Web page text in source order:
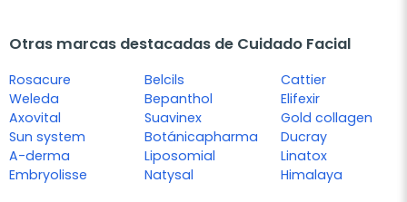
Otras marcas destacadas de Cuidado Facial
Rosacure
Weleda
Axovital
Sun system
A-derma
Embryolisse
Belcils
Bepanthol
Suavinex
Botánicapharma
Liposomial
Natysal
Cattier
Elifexir
Gold collagen
Ducray
Linatox
Himalaya